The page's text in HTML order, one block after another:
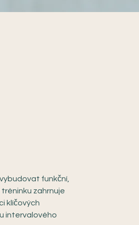
funkční,
zahrnuje
klíčových
intervalového